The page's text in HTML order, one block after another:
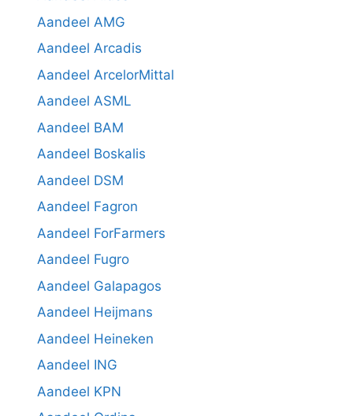
Aandeel AMG
Aandeel Arcadis
Aandeel ArcelorMittal
Aandeel ASML
Aandeel BAM
Aandeel Boskalis
Aandeel DSM
Aandeel Fagron
Aandeel ForFarmers
Aandeel Fugro
Aandeel Galapagos
Aandeel Heijmans
Aandeel Heineken
Aandeel ING
Aandeel KPN